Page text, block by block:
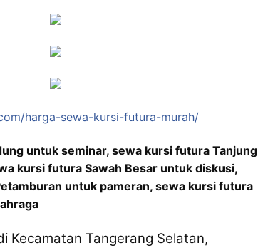
harga-sewa-kursi-futura-murah/
untuk seminar, sewa kursi futura Tanjung
kursi futura Sawah Besar untuk diskusi,
untuk pameran, sewa kursi futura
Kecamatan Tangerang Selatan,